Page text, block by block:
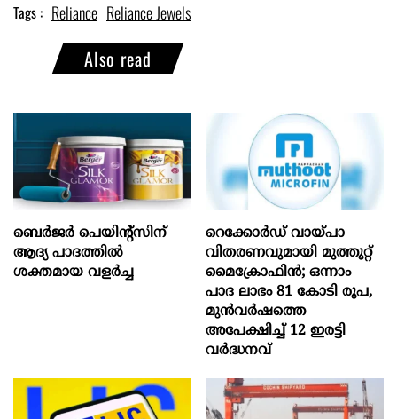
Tags : Reliance Reliance Jewels
Also read
ബെർജർ പെയിന്റ്സിന്
ആദ്യ പാദത്തിൽ
ശക്തമായ വളർച്ച
റെക്കോർഡ് വായ്പാ
വിതരണവുമായി മുത്തൂറ്റ്
മൈക്രോഫിൻ; ഒന്നാം
പാദ ലാഭം 81 കോടി രൂപ,
മുൻവർഷത്തെ
അപേക്ഷിച്ച് 12 ഇരട്ടി
വർദ്ധനവ്